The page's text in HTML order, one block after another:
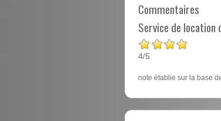
Commentaires
Service de location
4/5
note établie sur la base